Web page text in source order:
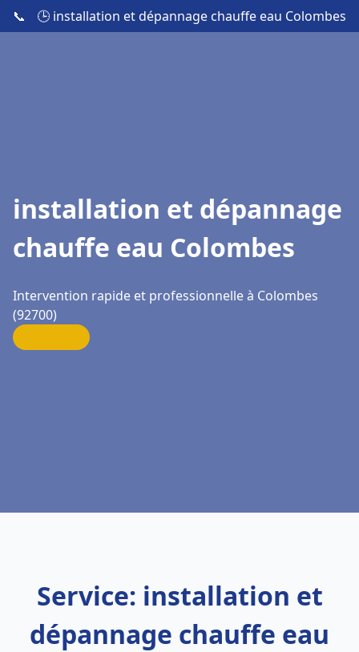
📞 🕒 installation et dépannage chauffe eau Colombes
installation et dépannage
chauffe eau Colombes
Intervention rapide et professionnelle à Colombes
(92700)
Service: installation et
dépannage chauffe eau